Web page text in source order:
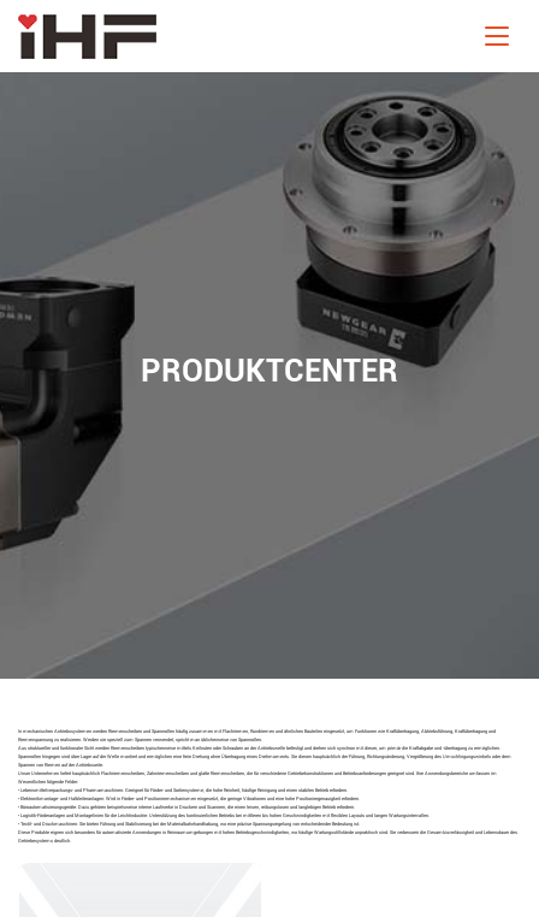
PRODUKTCENTER
In mechanischen Antriebssystemen werden Riemenscheiben und Spannrollen häufig zusammen mit Flachriemen, Rundriemen und ähnlichen Bauteilen eingesetzt, um Funktionen wie Kraftübertragung, Abtriebsführung, Kraftübertragung und
Riemenspannung zu realisieren. Werden sie speziell zum Spannen verwendet, spricht man üblicherweise von Spannrollen.
Aus struktureller und funktionaler Sicht werden Riemenscheiben typischerweise mittels Keilnuten oder Schrauben an der Antriebswelle befestigt und drehen sich synchron mit dieser, um primär die Kraftabgabe und -übertragung zu ermöglichen.
Spannrollen hingegen sind über Lager auf der Welle montiert und ermöglichen eine freie Drehung ohne Übertragung eines Drehmoments. Sie dienen hauptsächlich der Führung, Richtungsänderung, Vergrößerung des Umschlingungswinkels oder dem
Spannen von Riemen auf der Antriebsseite.
Unser Unternehmen liefert hauptsächlich Flachriemenscheiben, Zahnriemenscheiben und glatte Riemenscheiben, die für verschiedene Getriebekonstruktionen und Betriebsanforderungen geeignet sind. Ihre Anwendungsbereiche umfassen im
Wesentlichen folgende Felder:
• Lebensmittelverpackungs- und Pharmamaschinen: Geeignet für Förder- und Sortiersysteme, die hohe Reinheit, häufige Reinigung und einen stabilen Betrieb erfordern.
• Elektronikmontage- und Halbleiteranlagen: Wird in Förder- und Positioniermechanismen eingesetzt, die geringe Vibrationen und eine hohe Positioniergenauigkeit erfordern.
• Büroautomatisierungsgeräte: Dazu gehören beispielsweise interne Laufwerke in Druckern und Scannern, die einen leisen, reibungslosen und langlebigen Betrieb erfordern.
• Logistik-Förderanlagen und Montagelinien für die Leichtindustrie: Unterstützung des kontinuierlichen Betriebs bei mittleren bis hohen Geschwindigkeiten mit flexiblen Layouts und langen Wartungsintervallen.
• Textil- und Druckmaschinen: Sie bieten Führung und Stabilisierung bei der Materialbahnhandhabung, wo eine präzise Spannungsregelung von entscheidender Bedeutung ist.
Diese Produkte eignen sich besonders für automatisierte Anwendungen in Reinraumumgebungen mit hohen Betriebsgeschwindigkeiten, wo häufige Wartungsstillstände unpraktisch sind. Sie verbessern die Gesamtzuverlässigkeit und Lebensdauer des
Getriebesystems deutlich.